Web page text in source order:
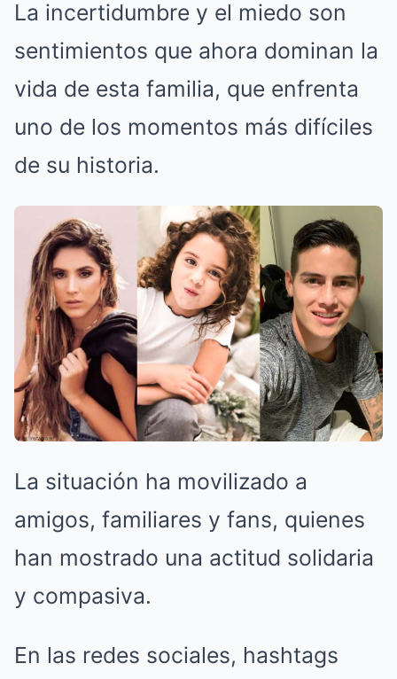
La incertidumbre y el miedo son
sentimientos que ahora dominan la
vida de esta familia, que enfrenta
uno de los momentos más difíciles
de su historia.
La situación ha movilizado a
amigos, familiares y fans, quienes
han mostrado una actitud solidaria
y compasiva.
En las redes sociales, hashtags